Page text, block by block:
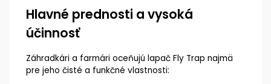
Hlavné prednosti a vysoká
účinnosť
Záhradkári a farmári oceňujú lapač Fly Trap najmä
pre jeho čisté a funkčné vlastnosti: